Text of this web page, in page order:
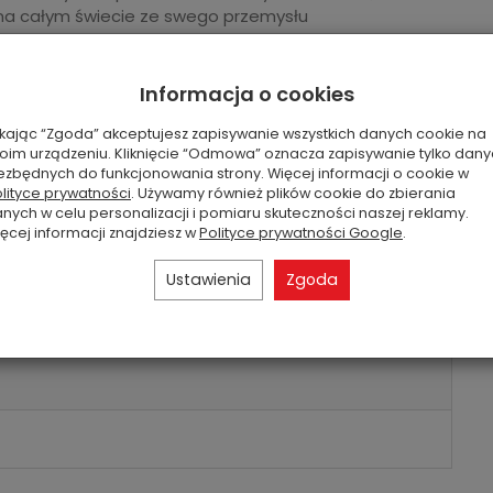
całym świecie ze swego przemysłu
drzewo cedrowe, jałowiec, kminek, mech dębowy,
Informacja o cookies
“Zgoda” akceptujesz zapisywanie wszystkich danych cookie na
urządzeniu. Kliknięcie “Odmowa” oznacza zapisywanie tylko
do funkcjonowania strony. Więcej informacji o cookie w
prywatności. Używamy również plików cookie do zbierania
w celu personalizacji i pomiaru skuteczności naszej reklamy.
informacji znajdziesz wPolityce prywatności Google.
Ustawienia Zgoda